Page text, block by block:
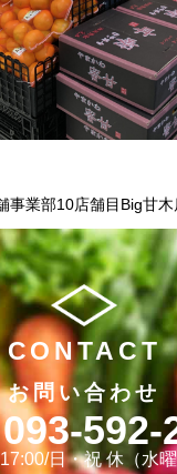
事業部10店舗目Big甘木
CONTACT
お問い合わせ
093-592-
日・祝 休（水